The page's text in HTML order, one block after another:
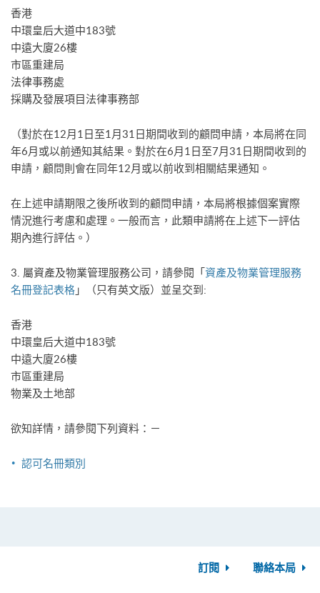
香港
中環皇后大道中183號
中遠大廈26樓
市區重建局
法律事務處
採購及發展項目法律事務部
（對於在12月1日至1月31日期間收到的顧問申請，本局將在同
年6月或以前通知其結果。對於在6月1日至7月31日期間收到的
申請，顧問則會在同年12月或以前收到相關結果通知。
在上述申請期限之後所收到的顧問申請，本局將根據個案實際
情況進行考慮和處理。一般而言，此類申請將在上述下一評估
期內進行評估。）
3. 屬資產及物業管理服務公司，請參閱「資產及物業管理服務
名冊登記表格 」（只有英文版）並呈交到:
香港
中環皇后大道中183號
中遠大廈26樓
市區重建局
物業及土地部
欲知詳情，請參閱下列資料：－
認可名冊類別
訂閱 聯絡本局